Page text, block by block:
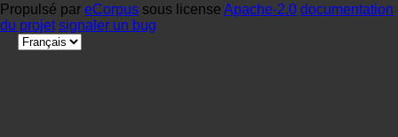
Propulsé par eCorpus sous license Apache-2.0 documentation
du projet signaler un bug